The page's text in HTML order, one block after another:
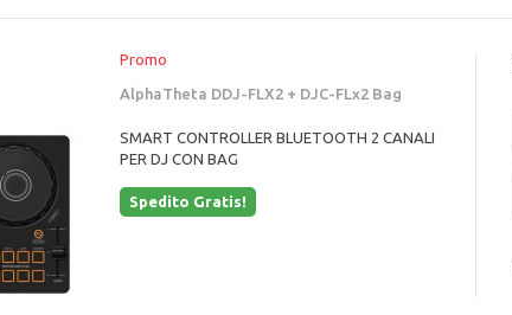
Promo
AlphaTheta DDJ-FLX2 + DJC-FLx2 Bag
SMART CONTROLLER BLUETOOTH 2 CANALI
PER DJ CON BAG
Spedito Gratis!